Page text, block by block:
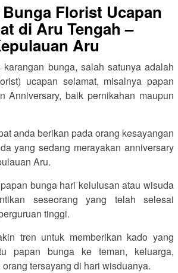
Florist Ucapan
di Aru Tengah –
Aru
bunga, salah satunya adalah
ucapan selamat, misalnya papan
Anniversary, baik pernikahan maupun
anda berikan pada orang kesayangan
yang sedang merayakan anniversary
Aru.
bunga hari kelulusan atau wisuda
seseorang yang telah selesai
tinggi.
tren untuk memberikan kado yang
papan bunga ke teman, keluarga,
tersayang di hari wisduanya.